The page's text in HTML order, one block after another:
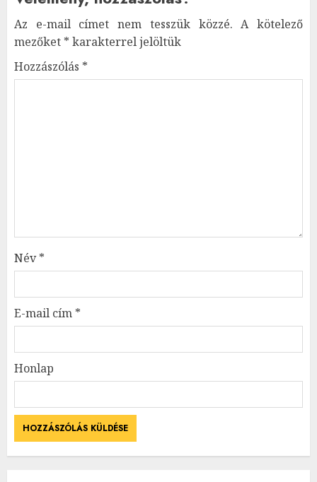
Az e-mail címet nem tesszük közzé. A kötelező
mezőket * karakterrel jelöltük
Hozzászólás *
Név*
E-mail cím *
Honlap